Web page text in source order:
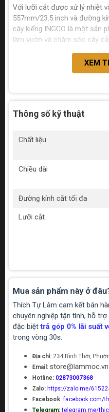
Với lưỡi cắt được xử lý nhiệt
557mm/23.5 inch và đường
cây kiểng INGCO là một sản
làm vườn và chăm sóc cây
XEM
Thông số kỹ thuật
Chất liệu
Chiều dài
Đường kính cắt tối đa
Lưỡi cắt
Mua sản phẩm này ở
Thích Tự Làm cam kết bán
chuyên nghiệp tận tình, hỗ
đặc biệttrả góp 0% lãi suất
trong vòng 30s.
Địa chỉ: 234 Bình Thới,
Email: store@lammoc.vn
Hotline: 02873007368
Zalo: https://zalo.me/
Facebook:facebook.com/
Telegram: telegram.me/